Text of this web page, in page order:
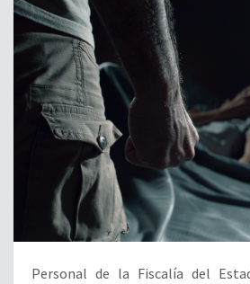
Personal de la Fiscalía del